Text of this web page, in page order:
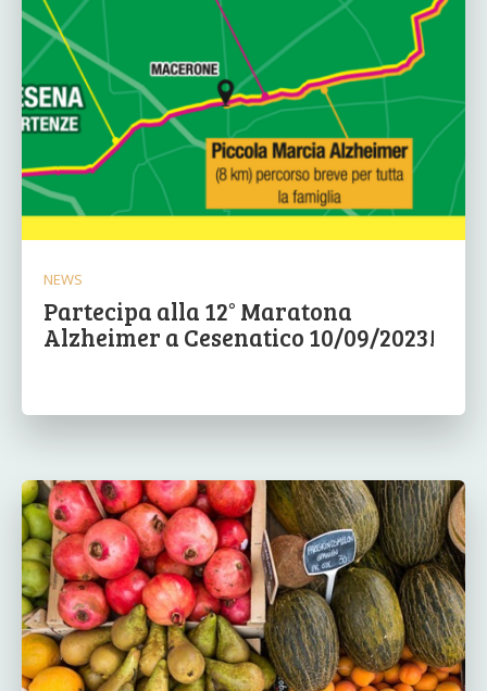
NEWS
Partecipa alla 12° Maratona
Alzheimer a Cesenatico 10/09/2023!